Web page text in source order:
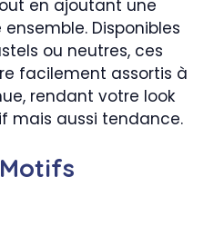
en ajoutant une
Disponibles
ou neutres, ces
facilement assortis à
rendant votre look
mais aussi tendance.